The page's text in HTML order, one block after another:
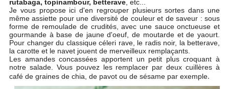
rutabaga, topinambour, betterave, etc...
Je vous propose ici d'en regrouper plusieurs sortes dans une
même assiette pour une diversité de couleur et de saveur : sous
forme de remoulade de crudités, avec une sauce onctueuse et
gourmande à base de jaune d'oeuf, de moutarde et de yaourt.
Pour changer du classique céleri rave, le radis noir, la betterave,
la carotte et le navet jouent de merveilleux remplaçants.
Les amandes concassées apportent un petit plus croquant à
notre salade. Vous pouvez les remplacer par deux cuillères à
café de graines de chia, de pavot ou de sésame par exemple.